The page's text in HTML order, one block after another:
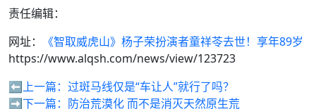
责任编辑：
网址：
《智取威虎山》杨子荣扮演者童祥苓去世！享年89岁
https://www.alqsh.com/news/view/123723
⬅️上一篇： 过斑马线仅是“车让人”就行了吗？
➡️下一篇： 防治荒漠化 而不是消灭天然原生荒